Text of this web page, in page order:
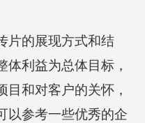
片的展现方式和结
体利益为总体目标，
目和对客户的关怀，
以参考一些优秀的企